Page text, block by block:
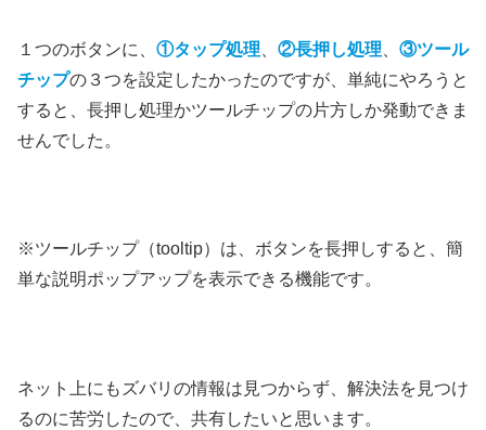
１つのボタンに、 ①タップ処理 ②長押し処理
③ツール
チップの３つを設定したかったのですが、単純にやろうと
すると、長押し処理かツールチップの片方しか発動できま
せんでした。
※ツールチップ（tooltip）は、ボタンを長押しすると、簡
単な説明ポップアップを表示できる機能です。
ネット上にもズバリの情報は見つからず、解決法を見つけ
るのに苦労したので、共有したいと思います。